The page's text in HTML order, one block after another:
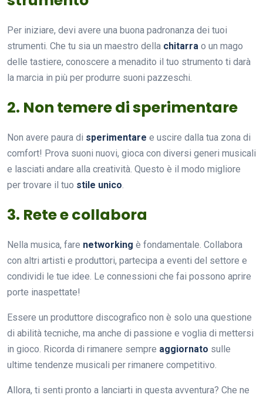
Per iniziare, devi avere una buona padronanza dei tuoi
strumenti. Che tu sia un maestro della chitarra o un mago
delle tastiere, conoscere a menadito il tuo strumento ti darà
la marcia in più per produrre suoni pazzeschi.
2. Non temere di sperimentare
Non avere paura di sperimentare e uscire dalla tua zona di
comfort! Prova suoni nuovi, gioca con diversi generi musicali
e lasciati andare alla creatività. Questo è il modo migliore
per trovare il tuo stile unico.
3. Rete e collabora
Nella musica, fare networking è fondamentale. Collabora
con altri artisti e produttori, partecipa a eventi del settore e
condividi le tue idee. Le connessioni che fai possono aprire
porte inaspettate!
Essere un produttore discografico non è solo una questione
di abilità tecniche, ma anche di passione e voglia di mettersi
in gioco. Ricorda di rimanere sempre aggiornato sulle
ultime tendenze musicali per rimanere competitivo.
Allora, ti senti pronto a lanciarti in questa avventura? Che ne